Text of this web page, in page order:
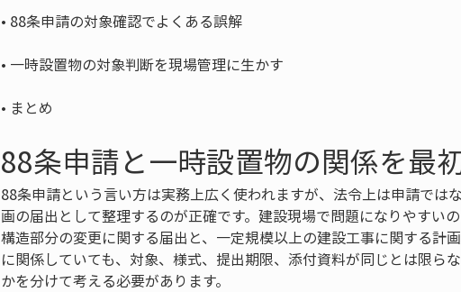
•
•
• まとめ
88条申請と一時設置物の関係を最
88条申請という言い方は実務上広く使われますが、法令上は申請では
画の届出として整理するのが正確です。建設現場で問題になりやすい
構造部分の変更に関する届出と、一定規模以上の建設工事に関する計
に関係していても、対象、様式、提出期限、添付資料が同じとは限ら
かを分けて考える必要があります。